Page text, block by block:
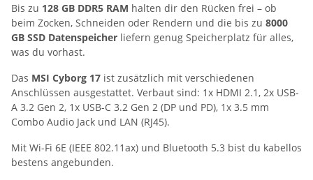
Bis zu 128 GB DDR5 RAM halten dir den Rücken frei – ob
beim Zocken, Schneiden oder Rendern und die bis zu 8000
GB SSD Datenspeicher liefern genug Speicherplatz für alles,
was du vorhast.
Das MSI Cyborg 17 ist zusätzlich mit verschiedenen
Anschlüssen ausgestattet. Verbaut sind: 1x HDMI 2.1, 2x USB-
A 3.2 Gen 2, 1x USB-C 3.2 Gen 2 (DP und PD), 1x 3.5 mm
Combo Audio Jack und LAN (RJ45).
Mit Wi-Fi 6E (IEEE 802.11ax) und Bluetooth 5.3 bist du kabellos
bestens angebunden.